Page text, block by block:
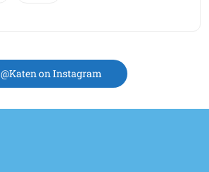
@Katen on Instagram